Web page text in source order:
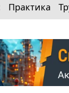
Практика